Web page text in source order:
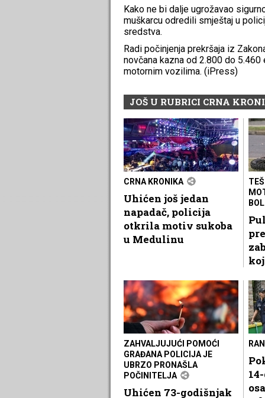
Kako ne bi dalje ugrožavao
muškarcu odredili smještaj u
sredstva.
Radi počinjenja prekršaja iz
novčana kazna od 2.800 do
motornim vozilima. (iPress)
JOŠ U RUBRICI CRNA
CRNA KRONIKA
Uhićen još jedan
napadač, policija
otkrila motiv sukoba
u Medulinu
ZAHVALJUJUĆI POMOĆI
GRAĐANA POLICIJA JE
UBRZO PRONAŠLA
POČINITELJA
Uhićen 73-godišnjak